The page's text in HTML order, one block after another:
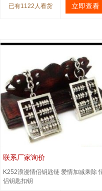
已有1122人看货 立即查看
联系厂家询价
K252浪漫情侣钥匙链 爱情加减乘除
侣钥匙扣钥